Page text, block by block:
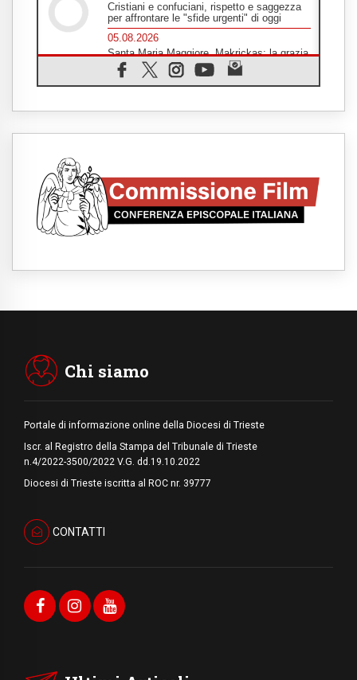
Cristiani e confuciani, rispetto e saggezza
per affrontare le "sfide urgenti" di oggi
05.08.2026
Santa Maria Maggiore, Makrickas: la grazia
di Dio scende ancora sul mondo
05.08.2026
social non saziano, vogliamo cose grandi"
05.08.2026
05.08.2026
Dal Papa all'udienza generale la forza del
"circolo degli eroi"
pace
una prova difficile
Chi siamo
Portale di informazione online della Diocesi di Trieste
Iscr. al Registro della Stampa del Tribunale di Trieste
n.4/2022-3500/2022 V.G. dd.19.10.2022
Diocesi di Trieste iscritta al ROC nr. 39777
CONTATTI